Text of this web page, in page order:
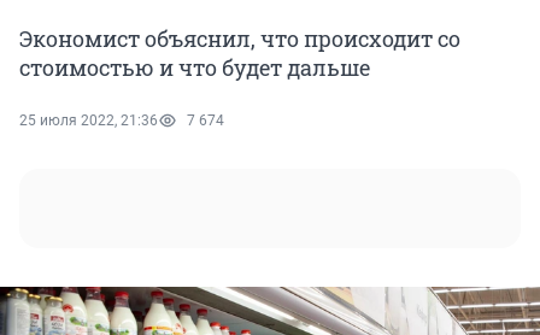
Экономист объяснил, что происходит со
стоимостью и что будет дальше
25 июля 2022, 21:36 7 674